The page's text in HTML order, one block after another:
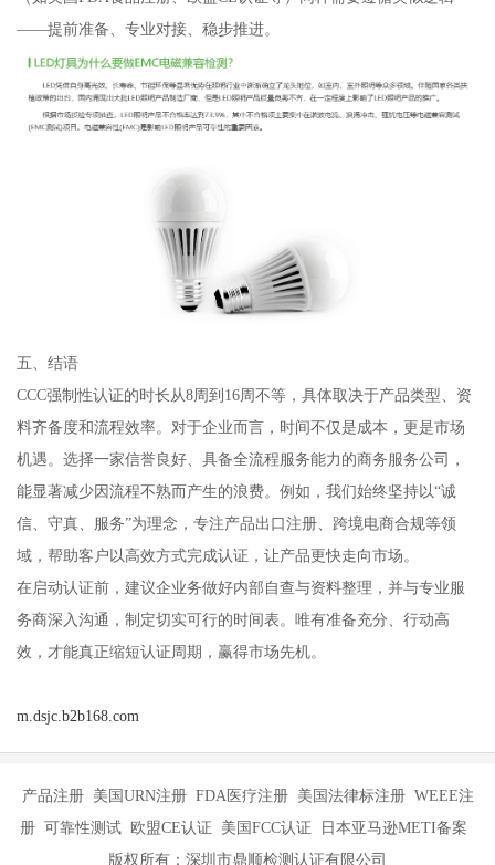
——提前准备、专业对接、稳步推进。
五、结语
CCC强制性认证的时长从8周到16周不等，具体取决于产品类型、资
料齐备度和流程效率。对于企业而言，时间不仅是成本，更是市场
机遇。选择一家信誉良好、具备全流程服务能力的商务服务公司，
能显著减少因流程不熟而产生的浪费。例如，我们始终坚持以“诚
信、守真、服务”为理念，专注产品出口注册、跨境电商合规等领
域，帮助客户以高效方式完成认证，让产品更快走向市场。
在启动认证前，建议企业务做好内部自查与资料整理，并与专业服
务商深入沟通，制定切实可行的时间表。唯有准备充分、行动高
效，才能真正缩短认证周期，赢得市场先机。
m.dsjc.b2b168.com
产品注册 美国URN注册 FDA医疗注册 美国法律标注册 WEEE注
册 可靠性测试 欧盟CE认证 美国FCC认证 日本亚马逊METI备案
版权所有：深圳市鼎顺检测认证有限公司